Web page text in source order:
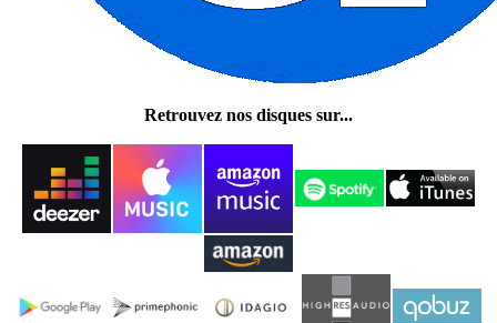
Retrouvez nos disques sur...